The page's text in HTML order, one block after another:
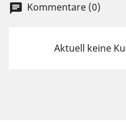
chat Kommentare (0)
Aktuell keine